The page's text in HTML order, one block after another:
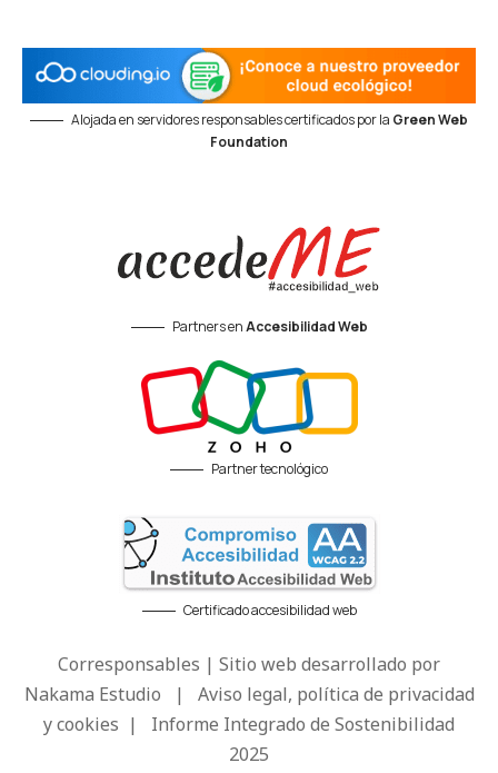
Alojada en servidores responsables certificados por la Green Web
Foundation
Partners enAccesibilidad Web
Partner tecnológico
Certificado accesibilidad web
Corresponsables | Sitio web desarrollado por
Nakama Estudio | Aviso legal, política de privacidad
y cookies | Informe Integrado de Sostenibilidad
2025